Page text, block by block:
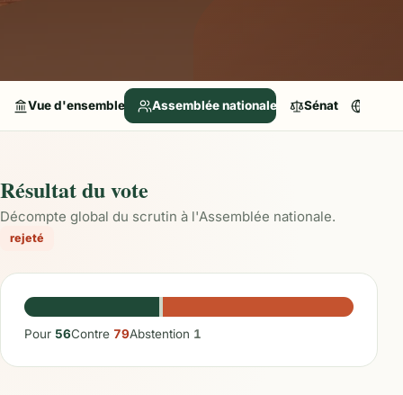
Vue d'ensemble Assemblée nationale Sénat
Résultat du vote
Décompte global du scrutin à l'Assemblée nationale.
rejeté
Pour 56Contre 79Abstention 1